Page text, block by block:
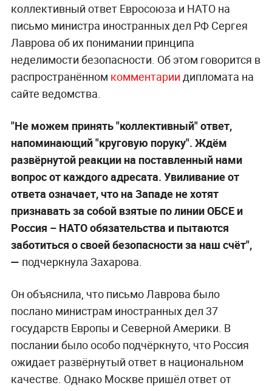
коллективный ответ Евросоюза и НАТО на
письмо министра иностранных дел РФ Сергея
Лаврова об их понимании принципа
неделимости безопасности. Об этом говорится в
распространённом комментарии дипломата на
сайте ведомства.
"Не можем принять "коллективный" ответ,
напоминающий "круговую поруку". Ждём
развёрнутой реакции на поставленный нами
вопрос от каждого адресата. Увиливание от
ответа означает, что на Западе не хотят
признавать за собой взятые по линии ОБСЕ и
Россия – НАТО обязательства и пытаются
заботиться о своей безопасности за наш счёт",
— подчеркнула Захарова.
Он объяснила, что письмо Лаврова было
послано министрам иностранных дел 37
государств Европы и Северной Америки. В
послании было особо подчёркнуто, что Россия
ожидает развёрнутый ответ в национальном
качестве. Однако Москве пришёл ответ от